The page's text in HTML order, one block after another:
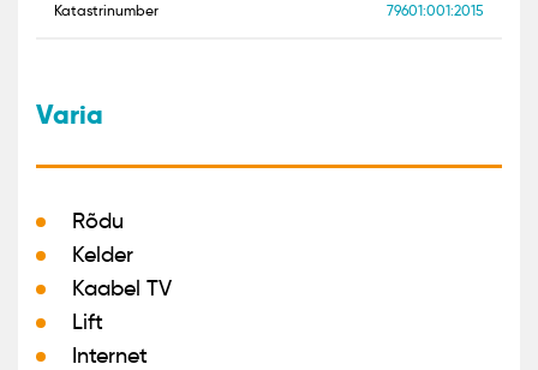
Katastrinumber 79601:001:2015
Varia
Rõdu
Kelder
Kaabel TV
Lift
Internet